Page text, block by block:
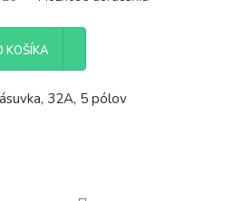
KOŠÍKA
32A, 5 pólov